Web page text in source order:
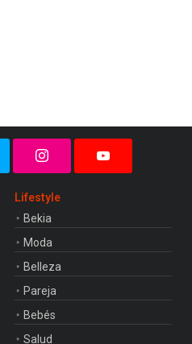
Lifestyle
Bekia
Moda
Belleza
Pareja
Bebés
Salud